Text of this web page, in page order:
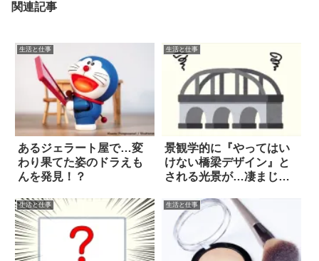
関連記事
生活と仕事
あるジェラート屋で…変
わり果てた姿のドラえも
んを発見！？
生活と仕事
景観学的に『やってはい
けない橋梁デザイン』と
される光景が…凄まじ
生活と仕事 生活と仕事